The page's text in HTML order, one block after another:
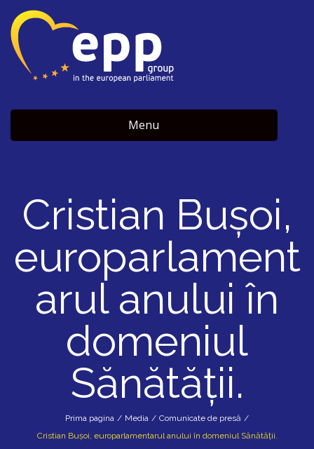
Menu
Cristian Bușoi,
europarlament
arul anului în
domeniul
Sănătății.
Prima pagina / Media / Comunicate de presă /
Cristian Bușoi, europarlamentarul anului în domeniul Sănătății.